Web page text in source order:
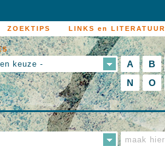
ZOEKTIPS LINKS en LITERATUUR
keuze - A B
N
O